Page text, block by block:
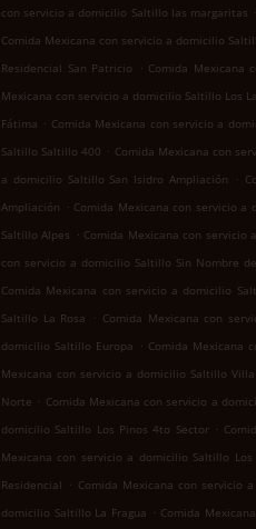
con servicio a domicilio Saltillo las margaritas .
Comida Mexicana con servicio a domicilio
Residencial San Patricio
. Comida Mexicana
Mexicana con servicio a domicilio Saltillo Los
Fátima . Comida Mexicana con servicio a
Saltillo Saltillo 400 . Comida Mexicana con
a domicilio Saltillo San Isidro Ampliación
.
Ampliación . Comida Mexicana con servicio a
Saltillo Alpes . Comida Mexicana con servicio
con servicio a domicilio Saltillo Sin Nombre
Comida Mexicana con servicio a domicilio
Saltillo La Rosa
. Comida Mexicana con
domicilio Saltillo Europa . Comida Mexicana
Mexicana con servicio a domicilio Saltillo
Norte . Comida Mexicana con servicio a
domicilio Saltillo Los Pinos 4to Sector .
Mexicana con servicio a domicilio Saltillo Los
Residencial . Comida Mexicana con servicio
domicilio Saltillo La Fragua . Comida